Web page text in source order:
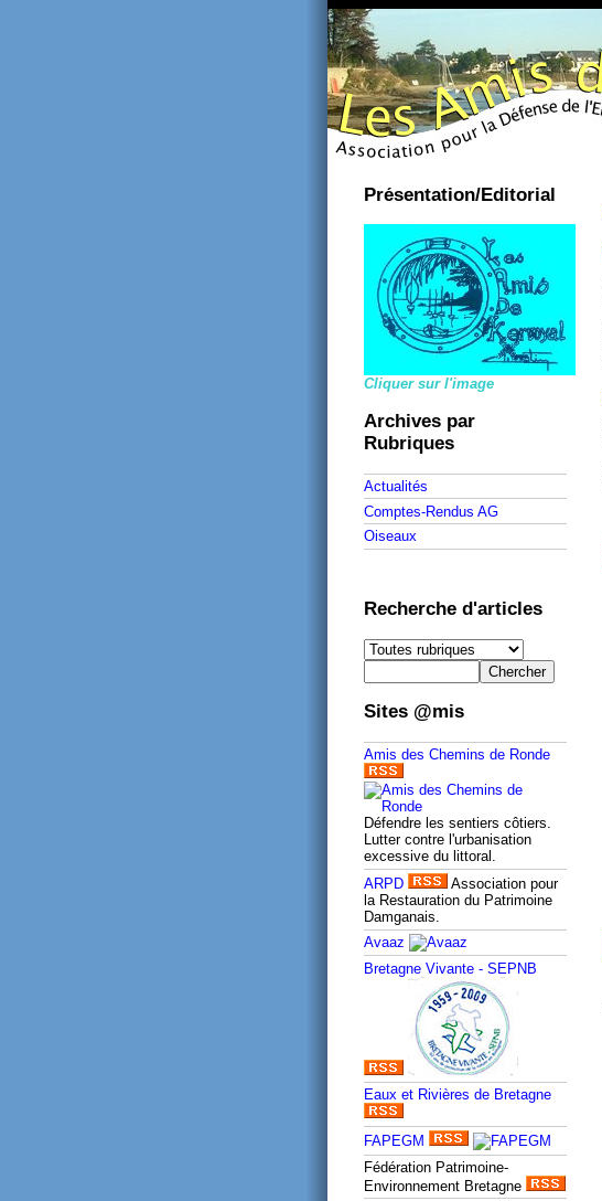
Présentation/Editorial
Cliquer sur l'image
Archives par
Rubriques
Actualités
Comptes-Rendus AG
Oiseaux
Recherche d'articles
Sites @mis
Amis des Chemins de Ronde
Défendre les sentiers côtiers.
Lutter contre l'urbanisation
excessive du littoral.
ARPD
Association pour
la Restauration du Patrimoine
Damganais.
Avaaz
Bretagne Vivante - SEPNB
Eaux et Rivières de Bretagne
FAPEGM
Fédération Patrimoine-
Environnement Bretagne